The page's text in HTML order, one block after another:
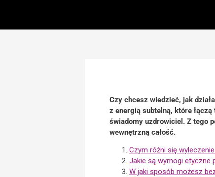
Czy chcesz wiedzieć, jak
z energią subtelną, które
świadomy uzdrowiciel. Z tego
wewnętrzną całość.
Czym różni się
Jakie są wymogi etyczne
W jaki sposób możesz